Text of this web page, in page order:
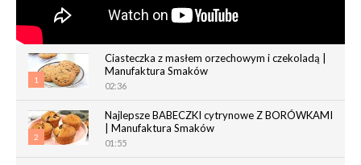
1
Ciasteczka z masłem orzechowym i czekoladą |
Manufaktura Smaków
02:36
2
Najlepsze BABECZKI cytrynowe Z BORÓWKAMI
| Manufaktura Smaków
01:55